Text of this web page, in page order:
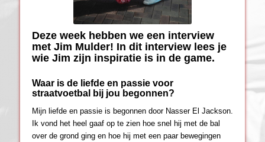
Deze week hebben we een interview
met Jim Mulder! In dit interview lees je
wie Jim zijn inspiratie is in de game.
Waar is de liefde en passie voor
straatvoetbal bij jou begonnen?
Mijn liefde en passie is begonnen door Nasser El Jackson.
Ik vond het heel gaaf op te zien hoe snel hij met de bal
over de grond ging en hoe hij met een paar bewegingen